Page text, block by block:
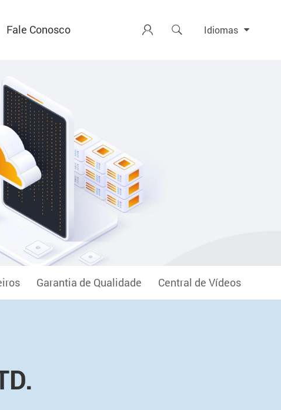
Fale Conosco   Idiomas
Garantia de Qualidade Central de Vídeos